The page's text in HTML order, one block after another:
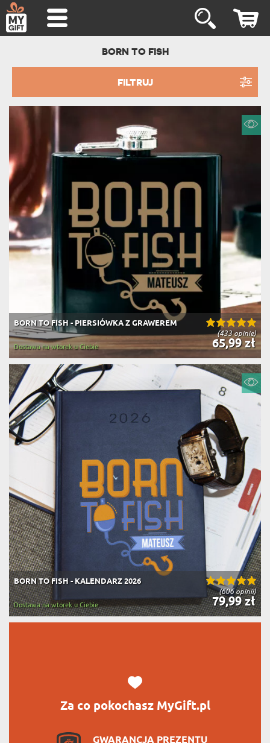
BORN TO FISH
FILTRUJ
(433 opinie)
BORN TO FISH - PIERSIÓWKA Z GRAWEREM
65,99 zł
Dostawa na wtorek u Ciebie
(606 opinii)
BORN TO FISH - KALENDARZ 2026
79,99 zł
Dostawa na wtorek u Ciebie
Za co pokochasz MyGift.pl
GWARANCJA PREZENTU